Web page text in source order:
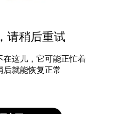
请稍后重试
在这儿，它可能正忙着
后就能恢复正常